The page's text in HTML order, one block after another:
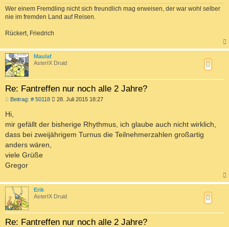
Wer einem Fremdling nicht sich freundlich mag erweisen, der war wohl selber
nie im fremden Land auf Reisen.
Rückert, Friedrich
a
Maulaf
AsterIX Druid
Re: Fantreffen nur noch alle 2 Jahre?
Beitrag: # 50118B
a
g
28. Juli 2015 18:27
Hi,
mir gefällt der bisherige Rhythmus, ich glaube auch nicht wirklich,
dass bei zweijährigem Turnus die Teilnehmerzahlen großartig
anders wären,
viele Grüße
Gregor
a
Erik
AsterIX Druid
Re: Fantreffen nur noch alle 2 Jahre?